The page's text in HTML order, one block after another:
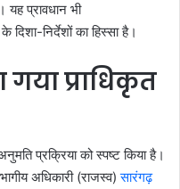
यह प्रावधान भी
निर्देशों का हिस्सा है।
प्राधिकृत
प्रक्रिया को स्पष्ट किया है।
अधिकारी (राजस्व)सारंगढ़